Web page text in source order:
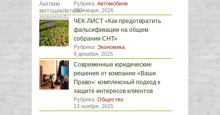
Рубрика: Автомобили
29 января, 2026
ЧЕК-ЛИСТ «Как предотвратить
фальсификации на общем
собрании СНТ»
Рубрика: Экономика
8 декабря, 2025
Современные юридические
решения от компании «Ваше
Право»: комплексный подход к
защите интересов клиентов
Рубрика: Общество
13 ноября, 2025